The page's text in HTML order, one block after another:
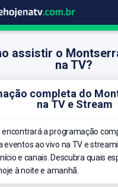
assistir o
na TV?
completa do
na TV e Stream
encontrará a programação
eventos ao vivo na TV e
e canais. Descubra quais
à noite e amanhã.